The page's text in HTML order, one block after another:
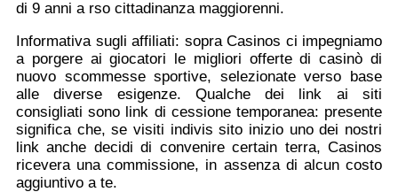
di 9 anni a rso cittadinanza maggiorenni.
Informativa sugli affiliati: sopra Casinos ci impegniamo
a porgere ai giocatori le migliori offerte di casinò di
nuovo scommesse sportive, selezionate verso base
alle diverse esigenze. Qualche dei link ai siti
consigliati sono link di cessione temporanea: presente
significa che, se visiti indivis sito inizio uno dei nostri
link anche decidi di convenire certain terra, Casinos
ricevera una commissione, in assenza di alcun costo
aggiuntivo a te.